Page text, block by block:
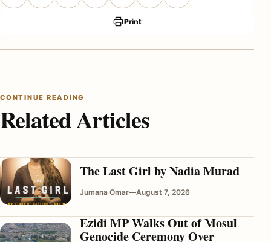
Print
CONTINUE READING
Related Articles
The Last Girl by Nadia Murad
Jumana Omar—August 7, 2026
Ezidi MP Walks Out of Mosul
Genocide Ceremony Over